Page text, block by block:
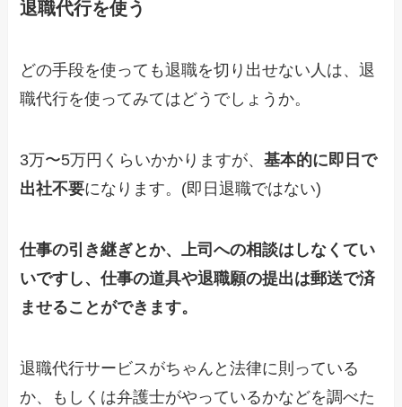
退職代行を使う
どの手段を使っても退職を切り出せない人は、退
職代行を使ってみてはどうでしょうか。
3万〜5万円くらいかかりますが、基本的に即日で
出社不要になります。(即日退職ではない)
仕事の引き継ぎとか、上司への相談はしなくてい
いですし、仕事の道具や退職願の提出は郵送で済
ませることができます。
退職代行サービスがちゃんと法律に則っている
か、もしくは弁護士がやっているかなどを調べた